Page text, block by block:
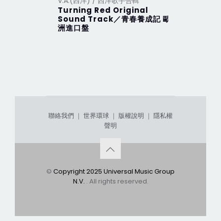
Turning Red Original
Sound Track／青春養成記 歐
洲進口盤
聯絡我們 ｜ 世界環球 ｜ 版權說明 ｜ 隱私權
聲明
© Copyright 2025 Universal Music Group
N.V. . All rights reserved.